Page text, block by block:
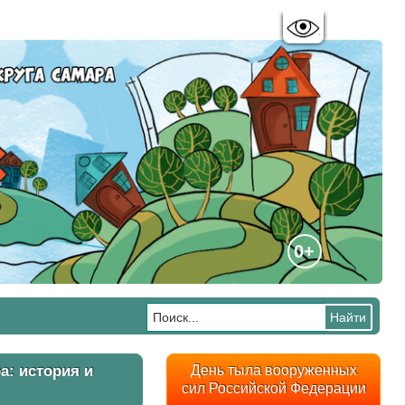
0+
история и
День тыла вооруженных
сил Российской Федерации